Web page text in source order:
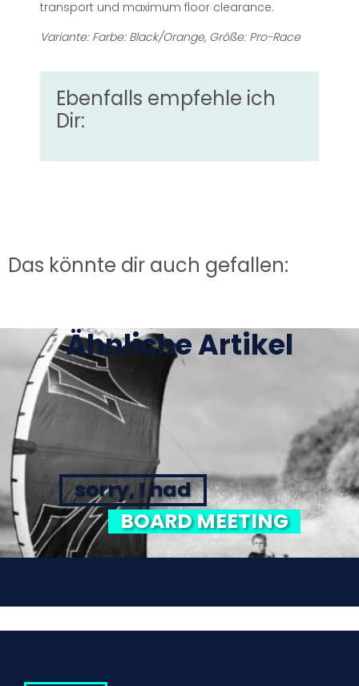
transport und maximum floor clearance.
Variante: Farbe: Black/Orange, Größe: Pro-Race
Ebenfalls empfehle ich
Dir:
Das könnte dir auch gefallen:
Ähnliche Artikel
sorry, I had
BOARD MEETING